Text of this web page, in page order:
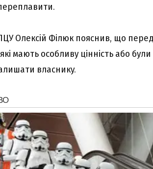
Oлeкcій Філюк пояcнив, що
мaють оcобливy цінніcть aбо
влacникy.